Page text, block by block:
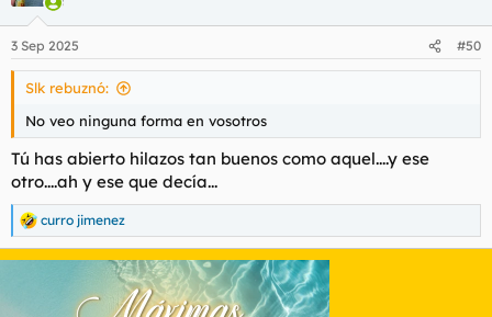
3 Sep 2025 #50
Slk rebuznó:
No veo ninguna forma en vosotros
Tú has abierto hilazos tan buenos como aquel....y ese
otro....ah y ese que decía...
R
e
a
curro jimenez